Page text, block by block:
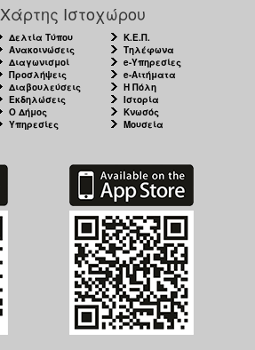
Χάρτης Ιστοχώρου
Δελτία Τύπου
Ανακοινώσεις
Διαγωνισμοί
Προσλήψεις
Διαβουλεύσεις
Εκδηλώσεις
Ο Δήμος
Υπηρεσίες
Κ.Ε.Π.
Τηλέφωνα
e-Υπηρεσίες
e-Αιτήματα
Η Πόλη
Ιστορία
Κνωσός
Μουσεία